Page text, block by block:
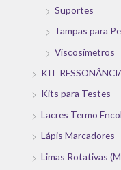
Suportes
Tampas para
Viscosímetros
KIT
Kits para Testes
Lacres Termo
Lápis Marcadores
Limas Rotativas